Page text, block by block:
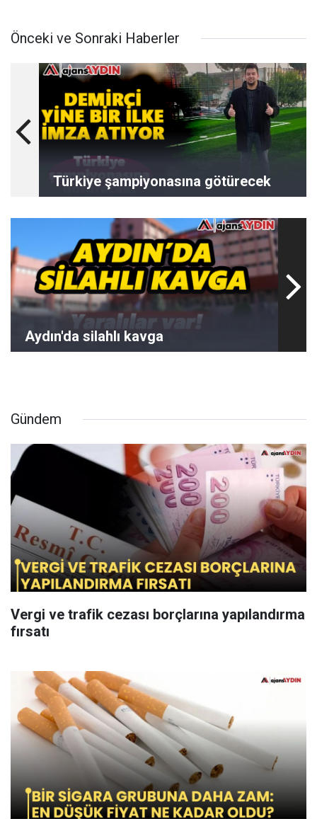
Önceki ve Sonraki Haberler
Türkiye şampiyonasına götürecek
Aydın'da silahlı kavga
Gündem
Vergi ve trafik cezası borçlarına yapılandırma
fırsatı